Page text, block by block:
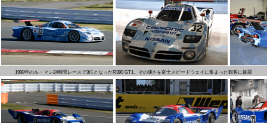
1998年のル・マン24時間レースで3位となったR390 GT1。その速さを富士スピードウェイに集まった観客に披露